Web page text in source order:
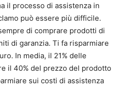
il processo di assistenza in
può essere più difficile.
di comprare prodotti di
di garanzia. Ti fa risparmiare
In media, il 21% delle
il 40% del prezzo del prodotto
sui costi di assistenza